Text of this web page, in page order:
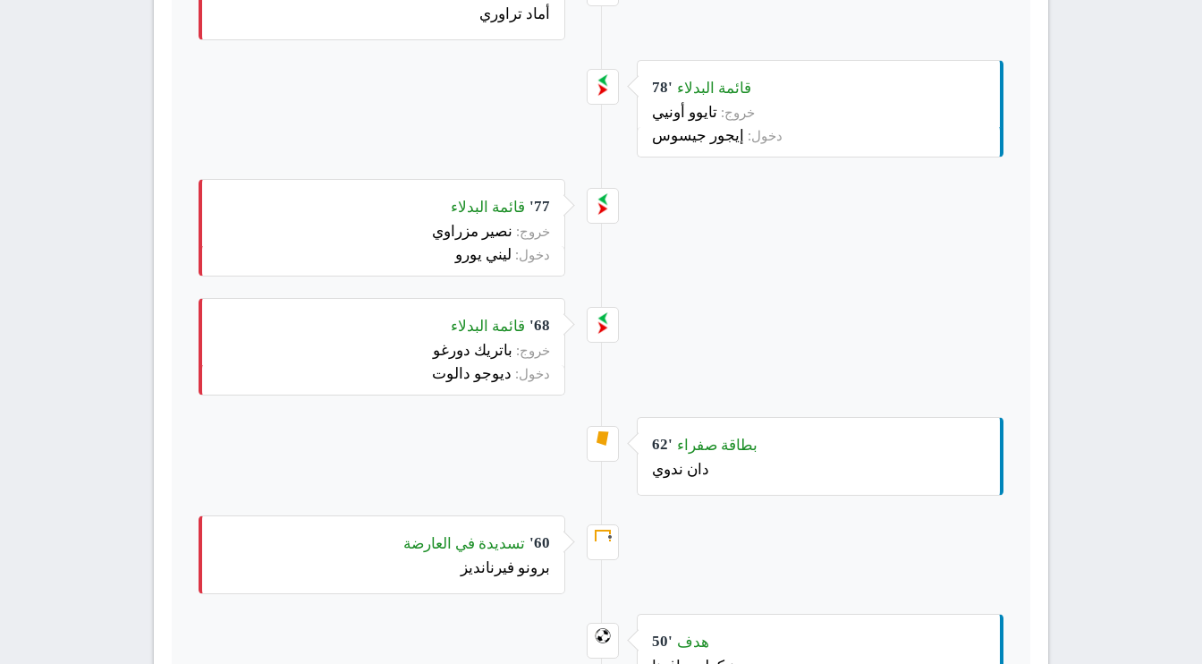
أماد تراوري
78' قائمة البدلاء
خروج: تايوو أونيي
دخول: إيجور جيسوس
77' قائمة البدلاء
خروج: نصير مزراوي
دخول: ليني يورو
68' قائمة البدلاء
خروج: باتريك دورغو
دخول: ديوجو دالوت
62' بطاقة صفراء
دان ندوي
60' تسديدة في العارضة
برونو فيرنانديز
50' هدف